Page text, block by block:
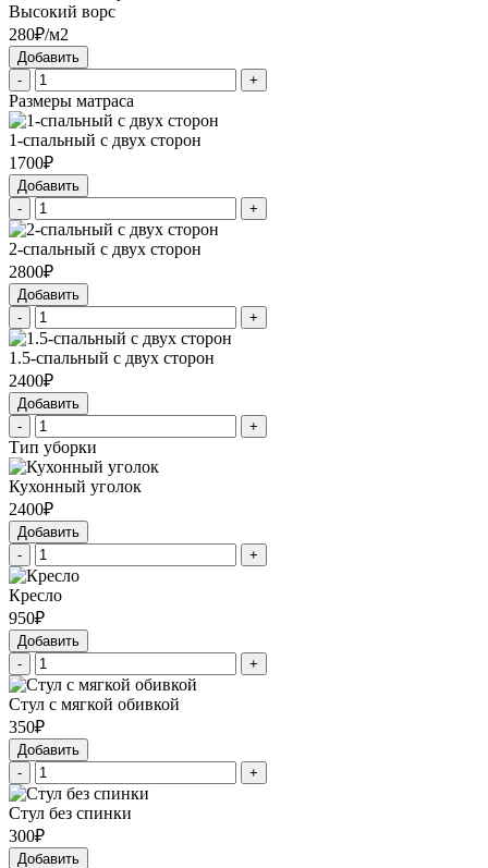
Высокий ворс
280₽/м2
Добавить
-
+
Размеры матраса
1-спальный с двух сторон
1700₽
Добавить
-
+
2-спальный с двух сторон
2800₽
Добавить
-
+
1.5-спальный с двух сторон
2400₽
Добавить
-
+
Тип уборки
Кухонный уголок
2400₽
Добавить
-
+
Кресло
950₽
Добавить
-
+
Стул с мягкой обивкой
350₽
Добавить
-
+
Стул без спинки
300₽
Добавить